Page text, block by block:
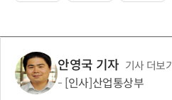
안영국 기자 기사 더보기
[인사]산업통상부